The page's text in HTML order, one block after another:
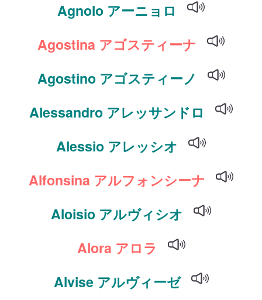
Agnolo アーニョロ
Agostina アゴスティーナ
Agostino アゴスティーノ
Alessandro アレッサンドロ
Alessio アレッシオ
Alfonsina アルフォンシーナ
Aloisio アルヴィシオ
Alora アロラ
Alvise アルヴィーゼ